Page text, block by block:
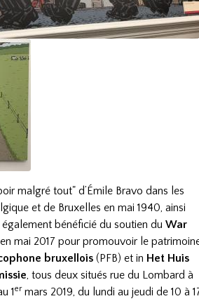
malgré tout" d’Émile Bravo dans les
et de Bruxelles en mai 1940, ainsi
également bénéficié du soutien duWar
mai 2017 pour promouvoir le
bruxellois (PFB) et in Het Huis
, tous deux situés rue du Lombard à
1ermars 2019, du lundi au jeudi de 10 à